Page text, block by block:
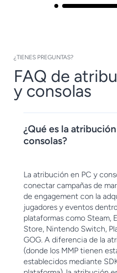
¿TIENES PREGUNTAS?
FAQ de
y consolas
¿Qué es la
consolas?
La atribución en PC y
conectar campañas de
de engagement con la
jugadores y eventos
plataformas como Steam,
Store, Nintendo Switch,
GOG. A diferencia de la
(donde los MMP tienen
establecidos mediante